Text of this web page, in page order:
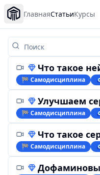
ГлавнаяСтатьиКурсы
Что такое
🏁 Самодисциплина
Улучшаем
🏁 Самодисциплина
Что такое
🏁 Самодисциплина